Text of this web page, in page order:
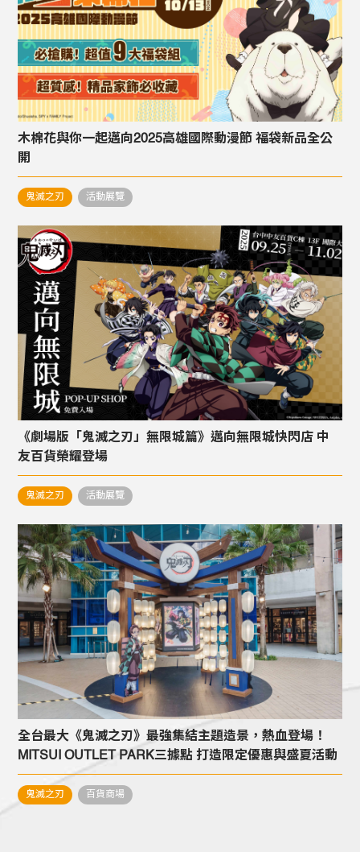
木棉花與你一起邁向2025高雄國際動漫節 福袋新品全公
開
鬼滅之刃 活動展覽
《劇場版「鬼滅之刃」無限城篇》邁向無限城快閃店 中
友百貨榮耀登場
鬼滅之刃 活動展覽
全台最大《鬼滅之刃》最強集結主題造景，熱血登場！
MITSUI OUTLET PARK三據點 打造限定優惠與盛夏活動
鬼滅之刃 百貨商場